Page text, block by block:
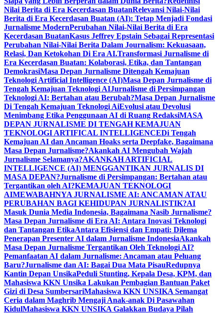
Nilai Berita di Era Kecerdasan BuatanRelevansi Nilai-Nilai
Berita di Era Kecerdasan Buatan (AI): Tetap Menjadi Fondasi
Jurnalisme ModernPerubahan Nilai-Nilai Berita di Era
Kecerdasan BuatanKasus Jeffrey Epstain Sebagai Representasi
Perubahan Nilai-Nilai Berita Dalam Journalism: Kekuasaan,
Relasi, Dan Ketokohan Di Era AI.Transformasi Jurnalisme di
Era Kecerdasan Buatan: Kolaborasi, Etika, dan Tantangan
DemokrasiMasa Depan Jurnalisme Ditengah Kemajuan
Teknologi Artificial Intelligence (AI)Masa Depan Jurnalisme di
Tengah Kemajuan Teknologi AIJurnalisme di Persimpangan
Teknologi AI: Bertahan atau Berubah?Masa Depan Jurnalisme
Di Tengah Kemajuan Teknologi AiEvolusi atau Devolusi
Menimbang Etika Penggunaan AI di Ruang RedaksiMASA
DEPAN JURNALISME DI TENGAH KEMAJUAN
TEKNOLOGI ARTIFICAL INTELLIGENCEDi Tengah
Kemajuan AI dan Ancaman Hoaks serta Deepfake, Bagaimana
Masa Depan Jurnalisme?Akankah AI Mengubah Wajah
Jurnalisme Selamanya?AKANKAH ARTIFICIAL
INTELLIGENCE (AI) MENGGANTIKAN JURNALIS DI
MASA DEPAN?Jurnalisme di Persimpangan: Bertahan atau
Tergantikan oleh AI?KEMAJUAN TEKNOLOGI
AIMEWABAHNYA JURNALISME AI: ANCAMAN ATAU
PERUBAHAN BAGI KEHIDUPAN JURNALISTIK?AI
Masuk Dunia Media Indonesia, Bagaimana Nasib Jurnalisme?
Masa Depan Jurnalisme di Era AI: Antara Inovasi Teknologi
dan Tantangan EtikaAntara Efisiensi dan Empati: Dilema
Penerapan Presenter AI dalam Jurnalisme IndonesiaAkankah
Masa Depan Jurnalisme Tergantikan Oleh Teknologi AI?
Pemanfaatan AI dalam Jurnalisme: Ancaman atau Peluang
Baru?Jurnalisme dan AI: Bagai Dua Mata PisauRedupnya
Kantin Depan UnsikaPeduli Stunting, Kepala Desa, KPM, dan
Mahasiswa KKN Unsika Lakukan Pembagian Bantuan Paket
Gizi di Desa SumbersariMahasiswa KKN UNSIKA Semangat
Ceria dalam Maghrib Mengaji Anak-anak Di Pasawahan
KidulMahasiswa KKN UNSIKA Galakkan Budaya Pilah